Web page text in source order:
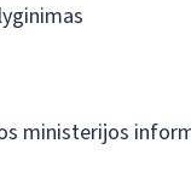
ministerijos